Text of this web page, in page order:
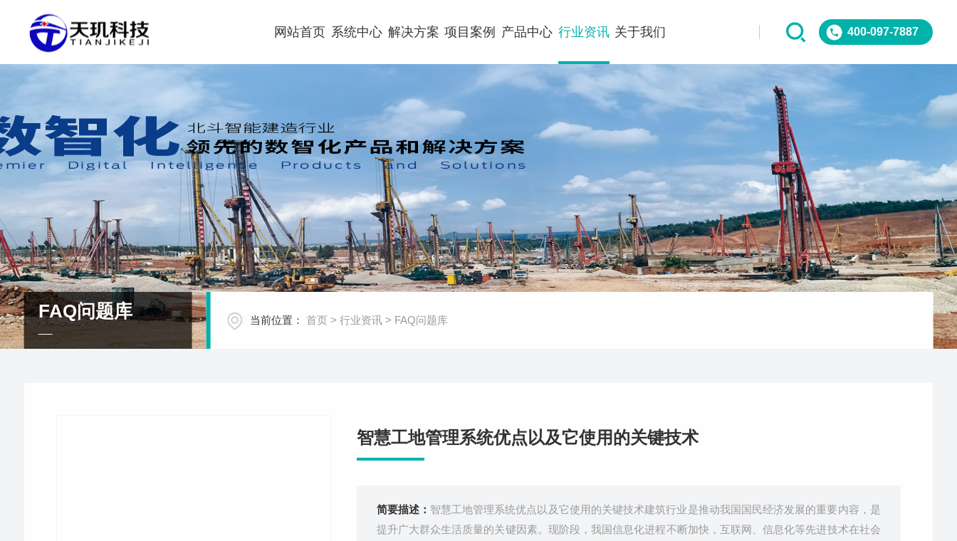
400-097-7887
网站首页 系统中心 解决方案 项目案例 产品中心 行业资讯 关于我们
FAQ问题库 当前位置： 首页 > 行业资讯> FAQ问题库
智慧工地管理系统优点以及它使用的关键技术
简要描述： 智慧工地管理系统优点以及它使用的关键技术建筑行业是推动我国国民经济发展的重要内容，是
提升广大群众生活质量的关键因素。现阶段，我国信息化进程不断加快，互联网、信息化等先进技术在社会